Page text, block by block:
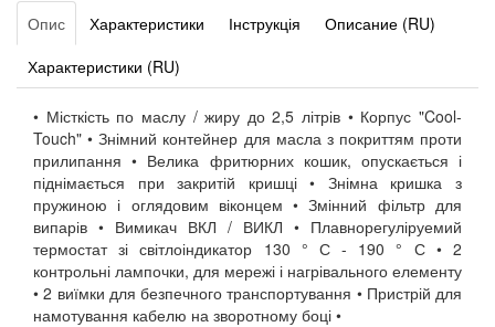
Опис Характеристики Інструкція
Описание (RU)
Характеристики (RU)
• Місткість по маслу / жиру до 2,5 літрів • Корпус "Cool-
Touch" • Знімний контейнер для масла з покриттям проти
прилипання • Велика фритюрних кошик, опускається і
піднімається при закритій кришці • Знімна кришка з
пружиною і оглядовим віконцем • Змінний фільтр для
випарів • Вимикач ВКЛ / ВИКЛ • Плавнорегуліруемий
термостат зі світлоіндикатор 130 ° С - 190 ° С • 2
контрольні лампочки, для мережі і нагрівального елементу
• 2 виїмки для безпечного транспортування • Пристрій для
намотування кабелю на зворотному боці •